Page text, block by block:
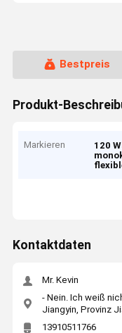
Bestpreis
Produkt-
Markieren 120
Kontaktdaten
Mr. Kevin
- Nein. Ich weiß
Jiangyin, Provinz
13910511766